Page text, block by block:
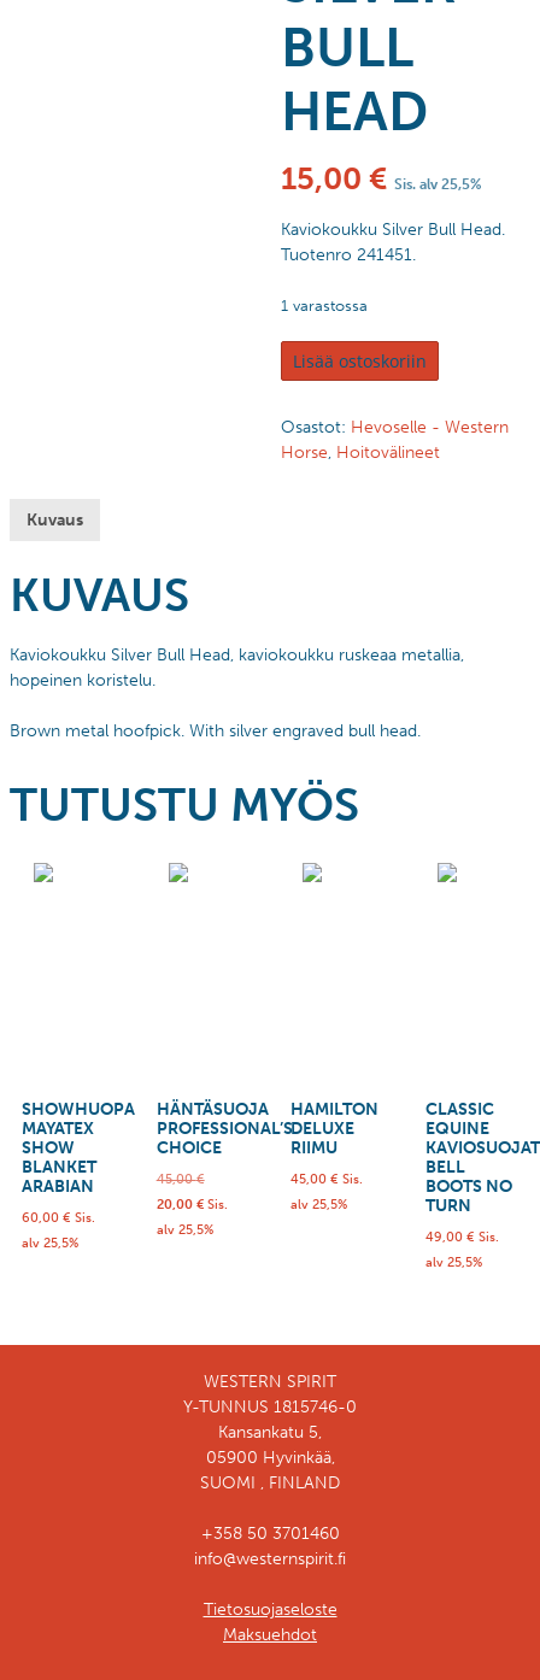
BULL
HEAD
15,00 € Sis. alv 25,5%
Kaviokoukku Silver Bull Head.
Tuotenro 241451.
1 varastossa
Lisää ostoskoriin
Osastot: Hevoselle - Western
Horse, Hoitovälineet
Kuvaus
KUVAUS
Kaviokoukku Silver Bull Head, kaviokoukku ruskeaa metallia,
hopeinen koristelu.
Brown metal hoofpick. With silver engraved bull head.
TUTUSTU MYÖS
SHOWHUOPA
MAYATEX
SHOW
BLANKET
ARABIAN
60,00 € Sis.
alv 25,5%
HÄNTÄSUOJA
PROFESSIONAL’S
CHOICE
45,00€
20,00 € Sis.
alv 25,5%
HAMILTON
DELUXE
RIIMU
45,00€ Sis.
alv 25,5%
CLASSIC
EQUINE
KAVIOSUOJAT
BELL
BOOTS NO
TURN
49,00 € Sis.
alv 25,5%
WESTERN SPIRIT
Y-TUNNUS 1815746-0
Kansankatu 5,
05900 Hyvinkää,
SUOMI , FINLAND
+358 50 3701460
info@westernspirit.fi
Tietosuojaseloste
Maksuehdot